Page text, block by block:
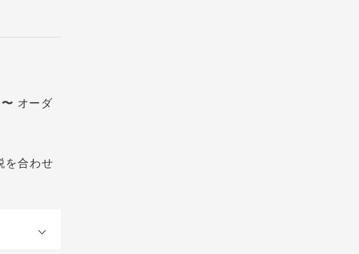
オーダ
を合わせ